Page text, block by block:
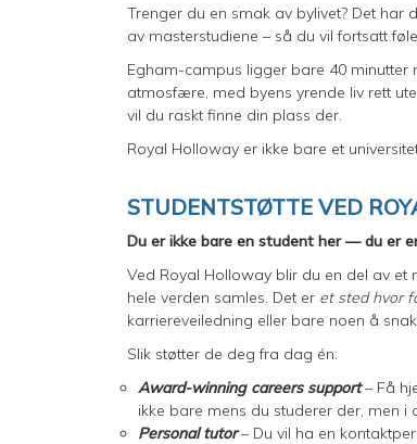
Trenger du en smak av bylivet? Det har
av masterstudiene – så du vil fortsatt
Egham-campus ligger bare 40
atmosfære, med byens yrende liv rett
vil du raskt finne din plass der.
Royal Holloway er ikke bare et
STUDENTSTØTTE VED
Du er ikke bare en student her — du er
Ved Royal Holloway blir du en del av
hele verden samles. Det er et sted hvor
karriereveiledning eller bare noen å
Slik støtter de deg fra dag én:
Award-winning careers support– Få
ikke bare mens du studerer der, men i
Personal tutor – Du vil ha en